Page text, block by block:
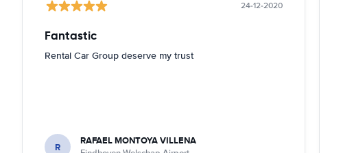
24-12-2020
Fantastic
Rental Car Group deserve my trust
R RAFAEL MONTOYA VILLENA